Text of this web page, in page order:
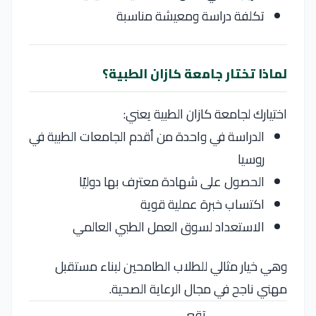
تكلفة دراسة ومعيشة مناسبة
لماذا تختار جامعة كازان الطبية؟
اختيارك لجامعة كازان الطبية يعني:
الدراسة في واحدة من أقدم الجامعات الطبية في
روسيا
الحصول على شهادة معترف بها دوليًا
اكتساب خبرة عملية قوية
الاستعداد لسوق العمل الطبي العالمي
وهي خيار مثالي للطلاب الطامحين لبناء مستقبل
مهني ناجح في مجال الرعاية الصحية.